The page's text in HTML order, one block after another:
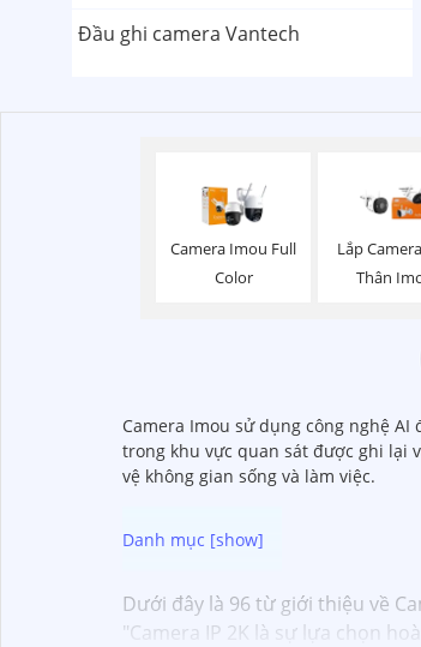
Đầu ghi camera Vantech
Camera Imou Full
Color
Lắp
Thân
Camera Imou sử dụng công nghệ
trong khu vực quan sát được ghi lại
vệ không gian sống và làm việc.
Dưới đây là 96 từ giới thiệu về
"Camera IP 2K là sự lựa chọn